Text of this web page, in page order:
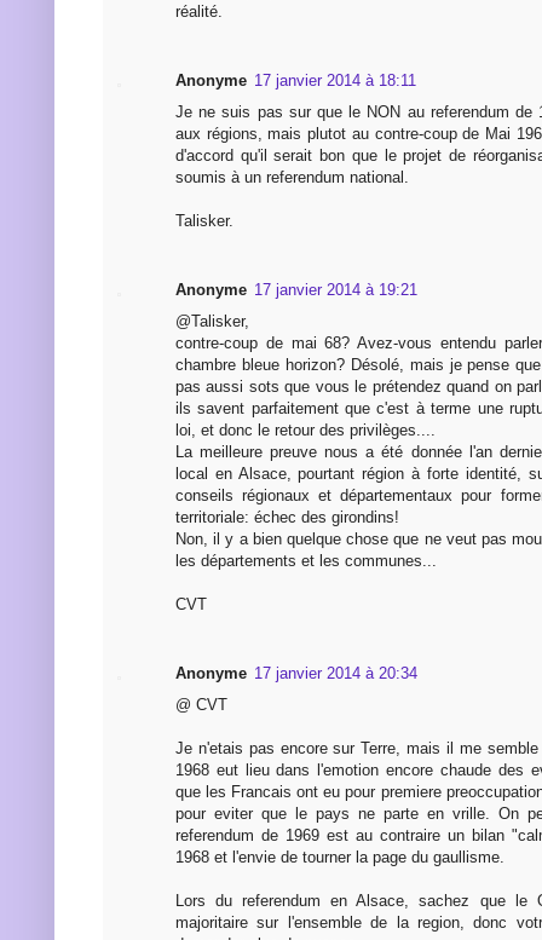
réalité.
Anonyme 17 janvier 2014 à 18:11
Je ne suis pas sur que le NON au referendum de
aux régions, mais plutot au contre-coup de Mai
d'accord qu'il serait bon que le projet de
soumis à un referendum national.
Talisker.
Anonyme 17 janvier 2014 à 19:21
@Talisker,
contre-coup de mai 68? Avez-vous entendu
chambre bleue horizon? Désolé, mais je pense
pas aussi sots que vous le prétendez quand on
ils savent parfaitement que c'est à terme une
loi, et donc le retour des privilèges....
La meilleure preuve nous a été donnée l'an
local en Alsace, pourtant région à forte identité,
conseils régionaux et départementaux pour
territoriale: échec des girondins!
Non, il y a bien quelque chose que ne veut pas
les départements et les communes...
CVT
Anonyme 17 janvier 2014 à 20:34
@ CVT
Je n'etais pas encore sur Terre, mais il me
1968 eut lieu dans l'emotion encore chaude des
que les Francais ont eu pour premiere
pour eviter que le pays ne parte en vrille. On
referendum de 1969 est au contraire un bilan
1968 et l'envie de tourner la page du gaullisme.
Lors du referendum en Alsace, sachez que le
majoritaire sur l'ensemble de la region, donc